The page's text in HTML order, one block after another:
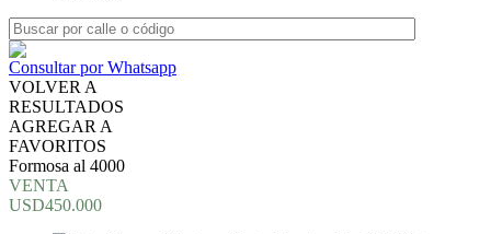
Consultar por Whatsapp
VOLVER A
RESULTADOS
AGREGAR A
FAVORITOS
Formosa al 4000
VENTA
USD450.000